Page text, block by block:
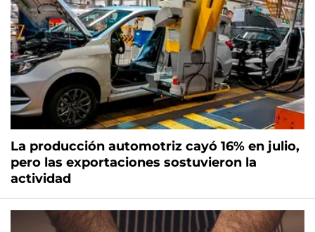
La producción automotriz cayó 16% en julio,
pero las exportaciones sostuvieron la
actividad